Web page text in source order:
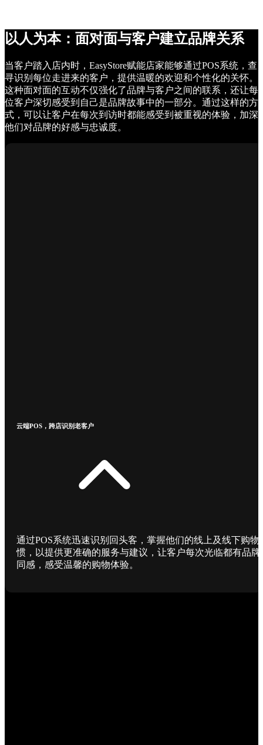
以人为本：面对面与客户建立品牌关系
当客户踏入店内时，EasyStore赋能店家能够通过POS系统，查
寻识别每位走进来的客户，提供温暖的欢迎和个性化的关怀。
这种面对面的互动不仅强化了品牌与客户之间的联系，还让每
位客户深切感受到自己是品牌故事中的一部分。通过这样的方
式，可以让客户在每次到访时都能感受到被重视的体验，加深
他们对品牌的好感与忠诚度。
云端POS，跨店识别老客户
通过POS系统迅速识别回头客，掌握他们的线上及线下购物
惯，以提供更准确的服务与建议，让客户每次光临都有品牌
同感，感受温馨的购物体验。